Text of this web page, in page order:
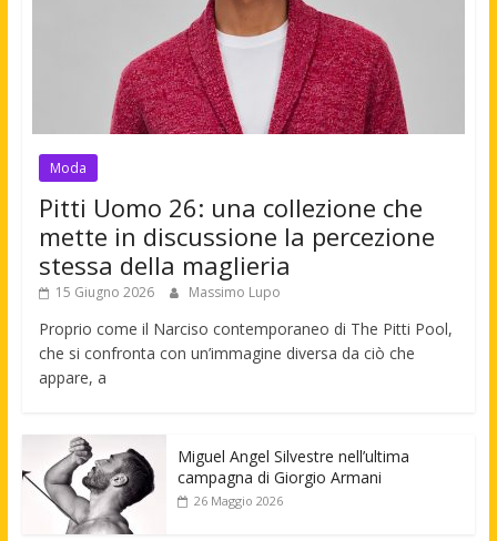
Moda
Pitti Uomo 26: una collezione che
mette in discussione la percezione
stessa della maglieria
15 Giugno 2026 Massimo Lupo
Proprio come il Narciso contemporaneo di The Pitti Pool,
che si confronta con un’immagine diversa da ciò che
appare, a
Miguel Angel Silvestre nell’ultima
campagna di Giorgio Armani
26 Maggio 2026